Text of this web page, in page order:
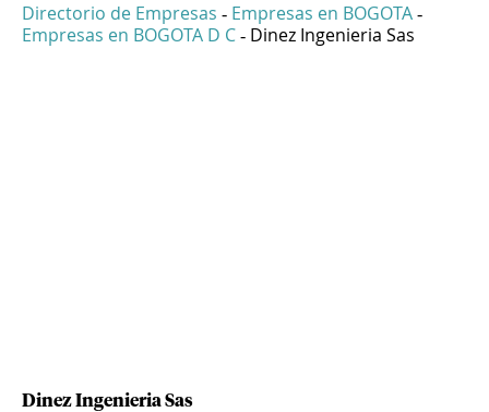
Directorio de Empresas - Empresas en BOGOTA -
Empresas en BOGOTA D C - Dinez Ingenieria Sas
Dinez Ingenieria Sas